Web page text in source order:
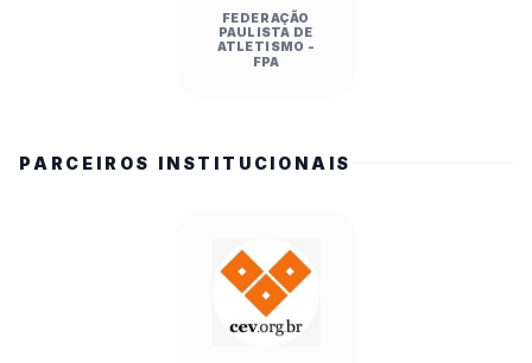
FEDERAÇÃO
PAULISTA DE
ATLETISMO -
FPA
PARCEIROS INSTITUCIONAIS